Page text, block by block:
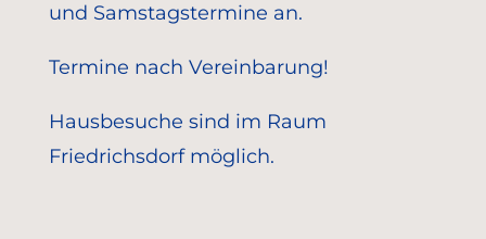
und Samstagstermine an.
Termine nach Vereinbarung!
Hausbesuche sind im Raum
Friedrichsdorf möglich.